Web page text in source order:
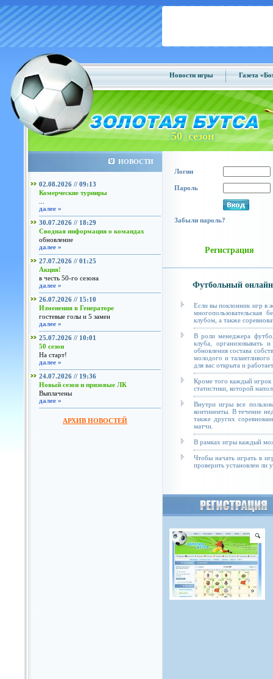
Новости игры Газета
50 сезон
НОВОСТИ
02.08.2026 // 09:13
Комерческие турниры
далее »
30.07.2026 // 18:29
Сводная информация о командах
обновление
далее »
27.07.2026 // 01:25
Акция!
в честь 50-го сезона
далее »
26.07.2026 // 15:10
Изменения в Генераторе
гостевые голы и 5 замен
далее »
25.07.2026 // 10:01
50 сезон
На старт!
далее »
24.07.2026 // 19:36
Новый сезон и призовые ЛК
Выплачены
далее »
АРХИВ НОВОСТЕЙ
Логин
Пароль
Забыли пароль?
Регистрация
Футбольный
Если вы поклонник игр в
клубом, а также
В роли менеджера
клуба, организовывать
обновления состава
молодого и талантливого
для вас открыта и
Кроме того каждый игрок
статистики, которой
Внутри игры все
континенты. В течение
также других
матчи.
В рамках игры каждый
Чтобы начать играть в
проверить установлен ли